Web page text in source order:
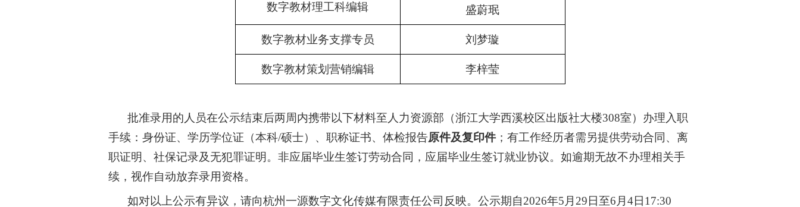
数字教材理工科编辑 盛蔚珉
数字教材业务支撑专员 刘梦璇
数字教材策划营销编辑 李梓莹
批准录用的人员在公示结束后两周内携带以下材料至人力资源部（浙江大学西溪校区出版社大楼308室）办理入职
手续：身份证、学历学位证（本科/硕士）、职称证书、体检报告原件及复印件 ；有工作经历者需另提供劳动合同、离
职证明、社保记录及无犯罪证明。非应届毕业生签订劳动合同，应届毕业生签订就业协议。如逾期无故不办理相关手
续，视作自动放弃录用资格。
如对以上公示有异议，请向杭州一源数字文化传媒有限责任公司反映。公示期自2026年5 月 29 日至6 月 4日 17:30